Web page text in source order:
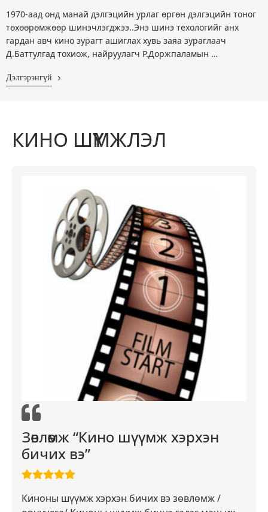
1970-аад онд манай дэлгэцийн урлаг өргөн дэлгэцийн тоног
төхөөрөмжөөр шинэчлэгджээ..Энэ шинэ техологийг анх
гардан авч кино зурагт ашиглах хувь заяа зураглаач
Д.Баттулгад тохиож, найруулагч Р.Доржпаламын …
Дэлгэрэнгүй
КИНО ШҮҮМЖЛЭЛ
Зөвлөмж “Кино шүүмж хэрхэн
бичих вэ”
Киноны шүүмж хэрхэн бичих вэ зөвлөмж /